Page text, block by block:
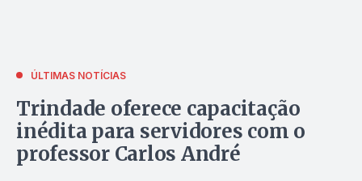
ÚLTIMAS NOTÍCIAS
Trindade oferece capacitação
inédita para servidores com o
professor Carlos André